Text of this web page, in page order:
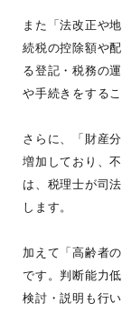
また「法改正や
続税の控除額や
る登記・税務の
や手続きをする
さらに、「財産
増加しており、
は、税理士が司
します。
加えて「高齢者
です。判断能力
検討・説明も行い